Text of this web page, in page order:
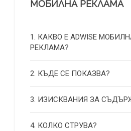
МОБИЛНА РЕКЛАМА
1. КАКВО Е ADWISE
РЕКЛАМА?
2. КЪДЕ СЕ ПОКАЗВА?
3. ИЗИСКВАНИЯ ЗА
4. КОЛКО СТРУВА?